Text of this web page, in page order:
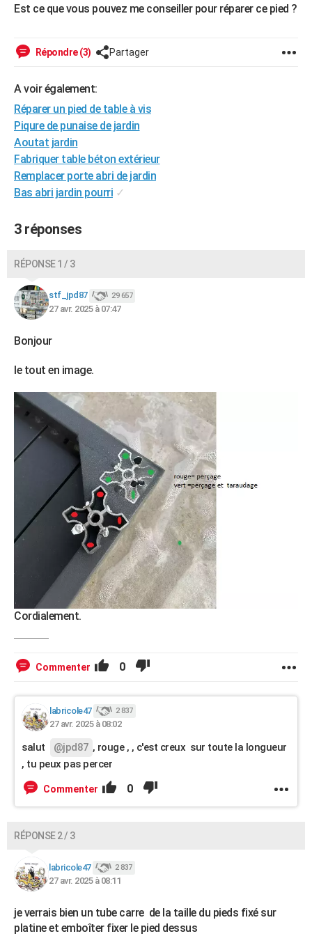
Est ce que vous pouvez me conseiller pour réparer ce pied ?
Répondre (3) Partager
A voir également:
Réparer un pied de table à vis
Piqure de punaise de jardin
Aoutat jardin
Fabriquer table béton extérieur
Remplacer porte abri de jardin
Bas abri jardin pourri ✓
3 réponses
RÉPONSE 1 / 3
stf_jpd87 29 657
27 avr. 2025 à 07:47
Bonjour
le tout en image.
Cordialement.
Commenter 0
labricole47 2 837
27 avr. 2025 à 08:02
salut @jpd87 , rouge , , c'est creux sur toute la longueur
, tu peux pas percer
Commenter 0
RÉPONSE 2 / 3
labricole47 2 837
27 avr. 2025 à 08:11
je verrais bien un tube carre de la taille du pieds fixé sur
platine et emboîter fixer le pied dessus